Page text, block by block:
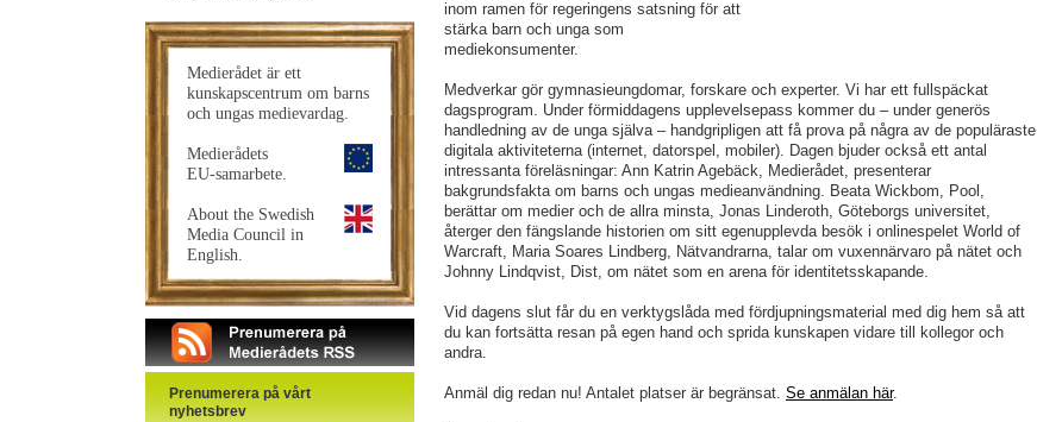
Medierådet är ett
kunskapscentrum om barns
och ungas medievardag.
Medierådets
EU-samarbete.
About the Swedish
Media Council in
English.
Prenumerera på vårt
nyhetsbrev
inom ramen för regeringens satsning för att
stärka barn och unga som
mediekonsumenter.
Medverkar gör gymnasieungdomar, forskare och experter. Vi har ett fullspäckat
dagsprogram. Under förmiddagens upplevelsepass kommer du – under generös
handledning av de unga själva – handgripligen att få prova på några av de populäraste
digitala aktiviteterna (internet, datorspel, mobiler). Dagen bjuder också ett antal
intressanta föreläsningar: Ann Katrin Agebäck, Medierådet, presenterar
bakgrundsfakta om barns och ungas medieanvändning. Beata Wickbom, Pool,
berättar om medier och de allra minsta, Jonas Linderoth, Göteborgs universitet,
återger den fängslande historien om sitt egenupplevda besök i onlinespelet World of
Warcraft, Maria Soares Lindberg, Nätvandrarna, talar om vuxennärvaro på nätet och
Johnny Lindqvist, Dist, om nätet som en arena för identitetsskapande.
Vid dagens slut får du en verktygslåda med fördjupningsmaterial med dig hem så att
du kan fortsätta resan på egen hand och sprida kunskapen vidare till kollegor och
andra.
Anmäl dig redan nu! Antalet platser är begränsat. Se anmälan här.